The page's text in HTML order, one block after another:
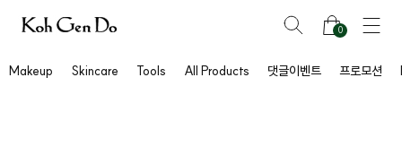
0
Makeup Skincare Tools All Products 댓글이벤트 프로모션